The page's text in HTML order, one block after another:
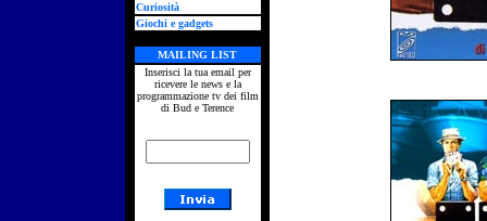
Curiosità
Giochi e gadgets
MAILING LIST
Inserisci la tua email per
ricevere le news e la
programmazione tv dei film
di Bud e Terence